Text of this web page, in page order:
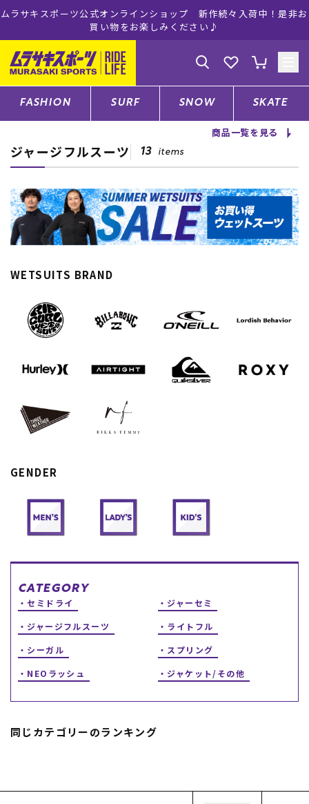
ムラサキスポーツ公式オンラインショップ 新作続々入荷中！是非お
買い物をお楽しみください♪
ゲスト様
ログイン 会員登録
店舗一覧
CATEGORY
スノーTOP
スケートTOP
ブランド一覧
RIDE LIFE MAGAZINE一
スタッフスナップ
中古/アウトレット サー
中古/アウトレット スノ
店頭受取サービス
アフターサポート
下取り保証について
店舗一覧
FASHION SURF SNOW SKATE
商品一覧を見る
ジャージフルスーツ 13 items
WETSUITS BRAND
GENDER
CATEGORY
セミドライ
ジャーセミ
ジャージフルスーツ
ライトフル
シーガル
スプリング
NEOラッシュ
ジャケット/その他
同じカテゴリーのランキング